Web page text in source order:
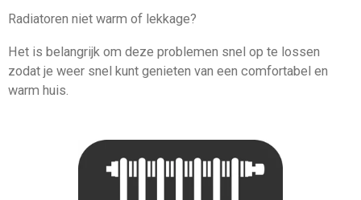
Radiatoren niet warm of lekkage?
Het is belangrijk om deze problemen snel op te lossen
zodat je weer snel kunt genieten van een comfortabel en
warm huis.